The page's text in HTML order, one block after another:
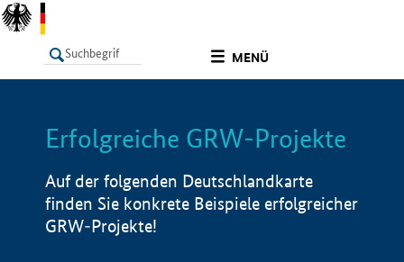
MENÜ
LISTE Info
Erfolgreiche GRW-Projekte
Auf der folgenden Deutschlandkarte
finden Sie konkrete Beispiele erfolgreicher
GRW-Projekte!